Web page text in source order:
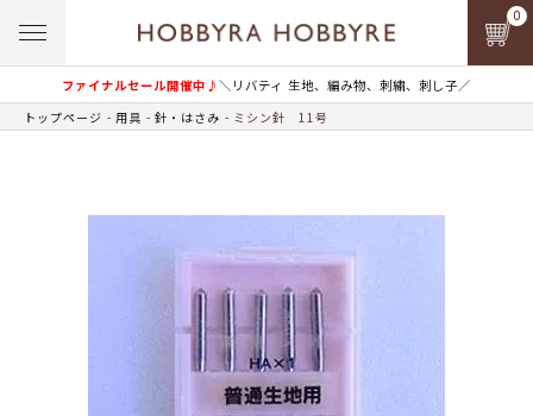
ファイナルセール開催中♪＼リバティ 生地、編み物、刺繍、刺し子／
0
トップページ 用具 針・はさみ ミシン針 11号